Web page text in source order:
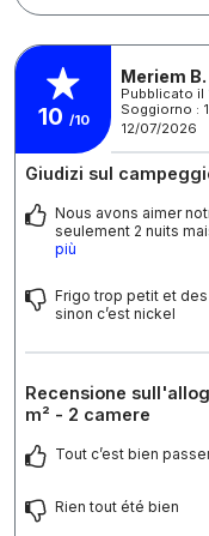
10 /10
Meriem B.
Pubblicato il
Soggiorno :
12/07/2026
Giudizi sul
Nous avons aimer
seulement 2 nuits
più
Frigo trop petit et
sinon c’est nickel
Recensione
m² - 2 camere
Tout c’est bien
Rien tout été bien